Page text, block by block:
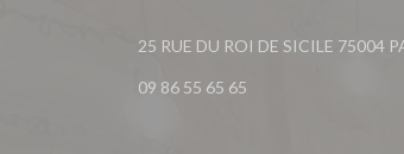
25 RUE DU ROI DE SICILE 75004
09 86 55 65 65